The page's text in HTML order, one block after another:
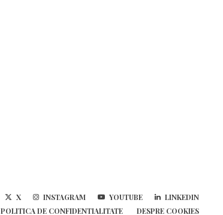
X INSTAGRAM YOUTUBE
LINKEDIN
POLITICA DE CONFIDENTIALITATE DESPRE COOKIES